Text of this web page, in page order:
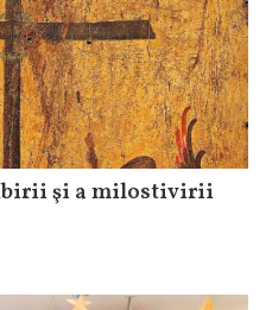
şi a milostivirii